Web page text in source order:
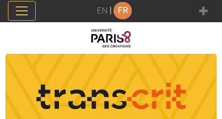
Panneau de gestion des cookies
EN FR